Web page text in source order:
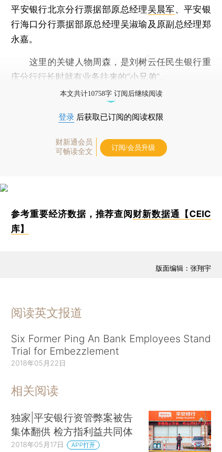
平安银行北京分行票据部原总经理吴晨军、平安银
行海口分行票据部原总经理吴淑瑜及原副总经理郑
永嘉。
这里的关键人物周森，是刘树云任民生银行重
庆分行行长时就有业务往来的“小兄弟”。
本文共计10758字 订阅后继续阅读
登录 后获取已订阅的阅读权限
财新通会员
可畅读全文
订阅/会员升级
参考重要经济数据，推荐查阅财新数据通【CEIC
库】
版面编辑：张翔宇
阅读英文报道
Six Former Ping An Bank Employees Stand
Trial for Embezzlement
2018年05月22日
相关阅读
独家|平安银行资管弊案被告
集体翻供 检方指利益共同体
2018年05月17日 APP打开